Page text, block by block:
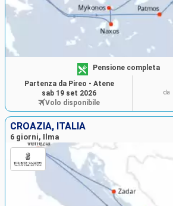
Pensione completa
da
Partenza da Pireo - Atene
sab 19 set 2026
Volo disponibile
CROAZIA, ITALIA
6 giorni, Ilma